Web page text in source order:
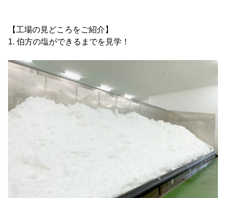
【工場の見どころをご紹介】
1. 伯方の塩ができるまでを見学！